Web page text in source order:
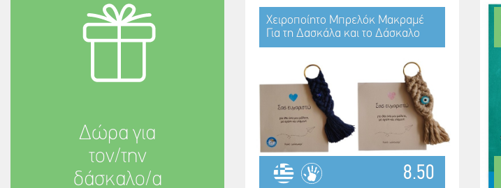
Δώρα για
τον/την
δάσκαλο/α
Χειροποίητο Μπρελόκ Μακραμέ
Για τη Δασκάλα και το Δάσκαλο
8.50